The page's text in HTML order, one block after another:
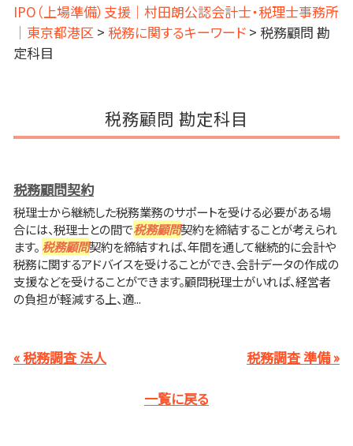
IPO（上場準備）支援｜村田朗公認会計士・税理士事務所
｜東京都港区 > 税務に関するキーワード > 税務顧問 勘
定科目
税務顧問 勘定科目
税務顧問契約
税理士から継続した税務業務のサポートを受ける必要がある場
合には、税理士との間で税務顧問契約を締結することが考えられ
ます。 税務顧問契約を締結すれば、年間を通して継続的に会計や
税務に関するアドバイスを受けることができ、会計データの作成の
支援などを受けることができます。顧問税理士がいれば、経営者
の負担が軽減する上、適...
« 税務調査 法人 税務調査 準備 »
一覧に戻る